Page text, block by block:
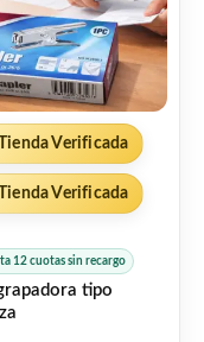
Tienda Verificada
Tienda Verificada
12 cuotas sin recargo
tipo